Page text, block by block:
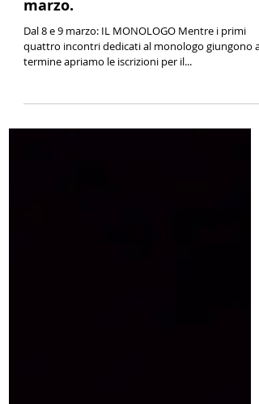
26 feb 2021
Nuovo ciclo di lezioni su il
Monologo, due classi dall'8 e 9
quattro incontri dedicati al monologo giungono al